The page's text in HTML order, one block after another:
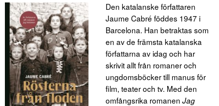
Den katalanske författaren
Jaume Cabré föddes 1947 i
Barcelona. Han betraktas som
en av de främsta katalanska
författarna av idag och har
skrivit allt från romaner och
ungdomsböcker till manus för
film, teater och tv. Med den
omfångsrika romanen Jag